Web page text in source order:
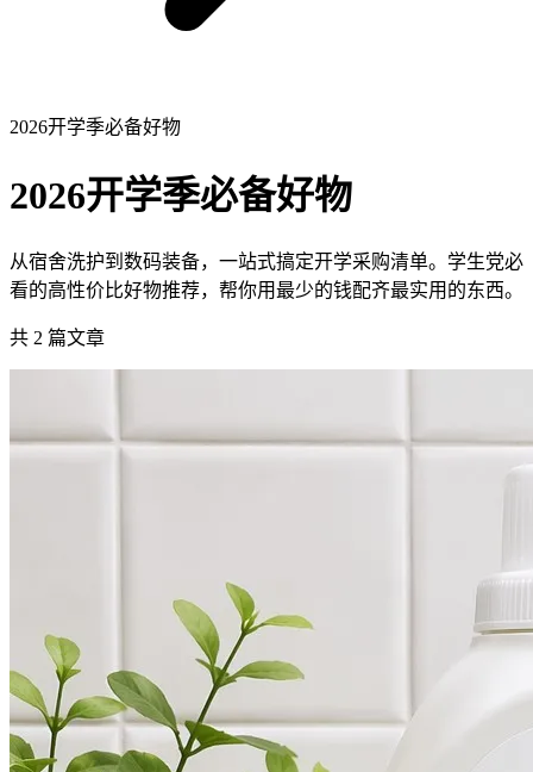
2026开学季必备好物
2026开学季必备好物
从宿舍洗护到数码装备，一站式搞定开学采购清单。学生党必
看的高性价比好物推荐，帮你用最少的钱配齐最实用的东西。
共 2 篇文章